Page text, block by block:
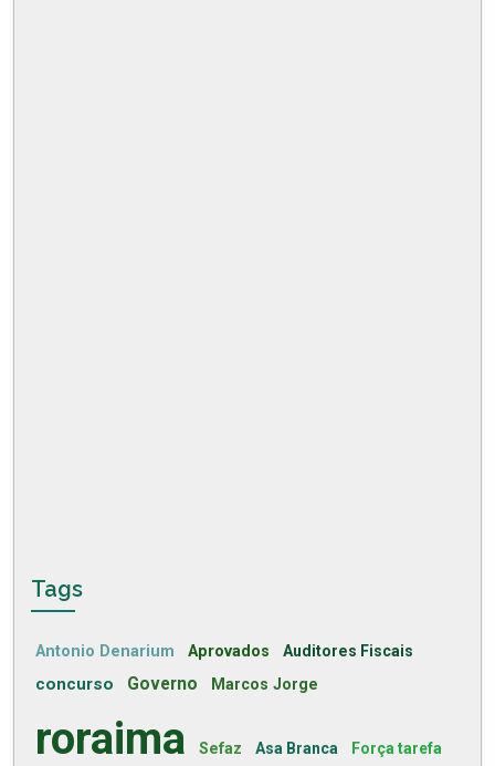
Tags
Antonio Denarium Aprovados Auditores Fiscais
concurso Governo Marcos Jorge
roraima Sefaz Asa Branca Força tarefa